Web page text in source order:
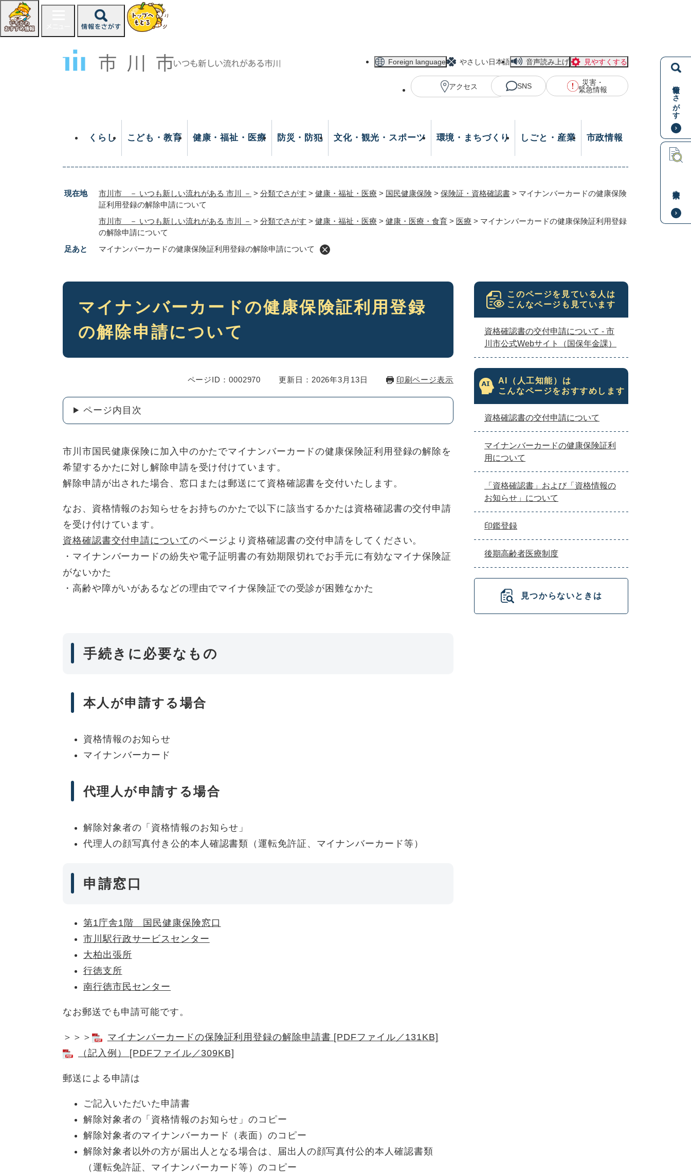
ジ
情報をさがす
Foreign language やさしい日本語 音声読み上げ 見やすくする
アクセス SNS
災害・
緊急情報
くらし こども・教育 健康・福祉・医療 防災・防犯 文化・観光・スポーツ 環境・まちづくり しごと・産業 市政情報
現在地 市川市 － いつも新しい流れがある 市川 － > 分類でさがす > 健康・福祉・医療 > 国民健康保険 > 保険証・資格確認書 > マイナンバーカードの健康保険
証利用登録の解除申請について
市川市 － いつも新しい流れがある 市川 － > 分類でさがす > 健康・福祉・医療 > 健康・医療・食育 > 医療 > マイナンバーカードの健康保険証利用登録
の解除申請について
足あと
マイナンバーカードの健康保険証利用登録の解除申請について
本
マイナンバーカードの健康保険証利用登録
の解除申請について
ページID：0002970 更新日：2026年3月13日 印刷ページ表示
ページ内目次
市川市国民健康保険に加入中のかたでマイナンバーカードの健康保険証利用登録の解除を
希望するかたに対し解除申請を受け付けています。
解除申請が出された場合、窓口または郵送にて資格確認書を交付いたします。
なお、資格情報のお知らせをお持ちのかたで以下に該当するかたは資格確認書の交付申請
を受け付けています。
資格確認書交付申請についてのページより資格確認書の交付申請をしてください。
・マイナンバーカードの紛失や電子証明書の有効期限切れでお手元に有効なマイナ保険証
がないかた
・高齢や障がいがあるなどの理由でマイナ保険証での受診が困難なかた
手続きに必要なもの
本人が申請する場合
資格情報のお知らせ
マイナンバーカード
代理人が申請する場合
解除対象者の「資格情報のお知らせ」
代理人の顔写真付き公的本人確認書類（運転免許証、マイナンバーカード等）
申請窓口
第1庁舎1階 国民健康保険窓口
市川駅行政サービスセンター
大柏出張所
行徳支所
南行徳市民センター
なお郵送でも申請可能です。
＞＞＞
マイナンバーカードの保険証利用登録の解除申請書 [PDFファイル／131KB]
（記入例） [PDFファイル／309KB]
郵送による申請は
ご記入いただいた申請書
解除対象者の「資格情報のお知らせ」のコピー
解除対象者のマイナンバーカード（表面）のコピー
解除対象者以外の方が届出人となる場合は、届出人の顔写真付公的本人確認書類
（運転免許証、マイナンバーカード等）のコピー
このページを見ている人は
こんなページも見ています
資格確認書の交付申請について - 市
川市公式Webサイト（国保年金課）
AI（人工知能）は
こんなページをおすすめします
資格確認書の交付申請について
マイナンバーカードの健康保険証利
用について
「資格確認書」および「資格情報の
お知らせ」について
印鑑登録
後期高齢者医療制度
見つからないときは